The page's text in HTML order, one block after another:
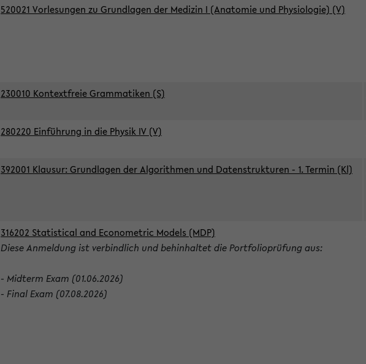
520021 Vorlesungen zu Grundlagen der Medizin I (Anatomie und Physiologie) (V)
230010 Kontextfreie Grammatiken (S)
280220 Einführung in die Physik IV (V)
392001 Klausur: Grundlagen der Algorithmen und Datenstrukturen - 1. Termin (Kl)
316202 Statistical and Econometric Models (MDP)
Diese Anmeldung ist verbindlich und behinhaltet die Portfolioprüfung aus:
- Midterm Exam (01.06.2026)
- Final Exam (07.08.2026)